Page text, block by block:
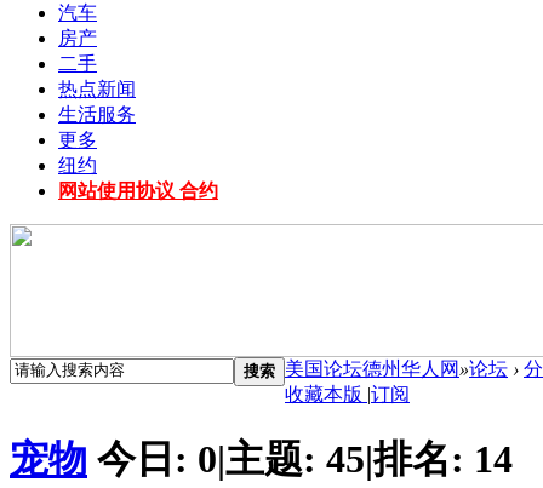
汽车
房产
二手
热点新闻
生活服务
更多
纽约
网站使用协议 合约
搜索 美国论坛德州华人网 »论坛 ›
收藏本版 |订阅
宠物 今日: 0|主题: 45|排名: 14